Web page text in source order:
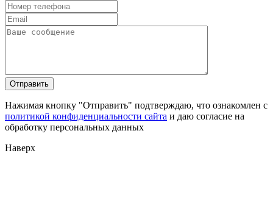
Нажимая кнопку "Отправить" подтверждаю, что ознакомлен с
политикой конфиденциальности сайта и даю согласие на
обработку персональных данных
Наверх